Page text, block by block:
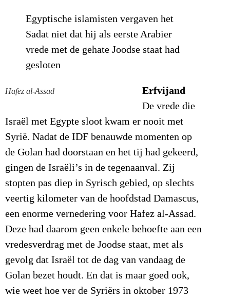
Egyptische islamisten vergaven het
Sadat niet dat hij als eerste Arabier
vrede met de gehate Joodse staat had
gesloten
Hafez al-Assad Erfvijand
De vrede die
Israël met Egypte sloot kwam er nooit met
Syrië. Nadat de IDF benauwde momenten op
de Golan had doorstaan en het tij had gekeerd,
gingen de Israëli’s in de tegenaanval. Zij
stopten pas diep in Syrisch gebied, op slechts
veertig kilometer van de hoofdstad Damascus,
een enorme vernedering voor Hafez al-Assad.
Deze had daarom geen enkele behoefte aan een
vredesverdrag met de Joodse staat, met als
gevolg dat Israël tot de dag van vandaag de
Golan bezet houdt. En dat is maar goed ook,
wie weet hoe ver de Syriërs in oktober 1973